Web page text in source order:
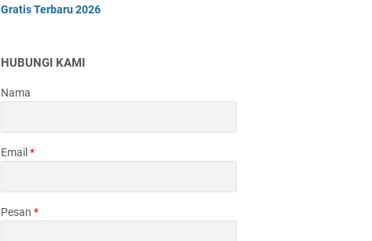
Gratis Terbaru 2026
HUBUNGI KAMI
Nama
Email *
Pesan *